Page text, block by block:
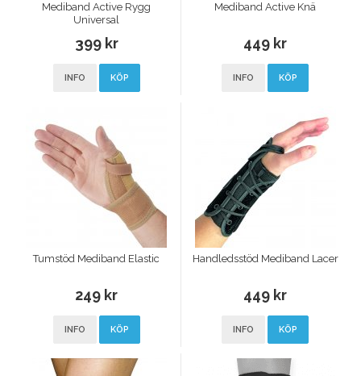
Mediband Active Rygg
Universal
399 kr
INFO KÖP
Mediband Active Knä
449 kr
INFO KÖP
Tumstöd Mediband Elastic
249 kr
INFO KÖP
Handledsstöd Mediband Lacer
449 kr
INFO KÖP